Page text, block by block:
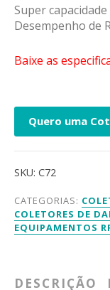
Super
Desempenho de
Baixe as
Quero uma
SKU: C72
CATEGORIAS:
COLETORES DE
EQUIPAMENTOS
DESCRIÇÃO